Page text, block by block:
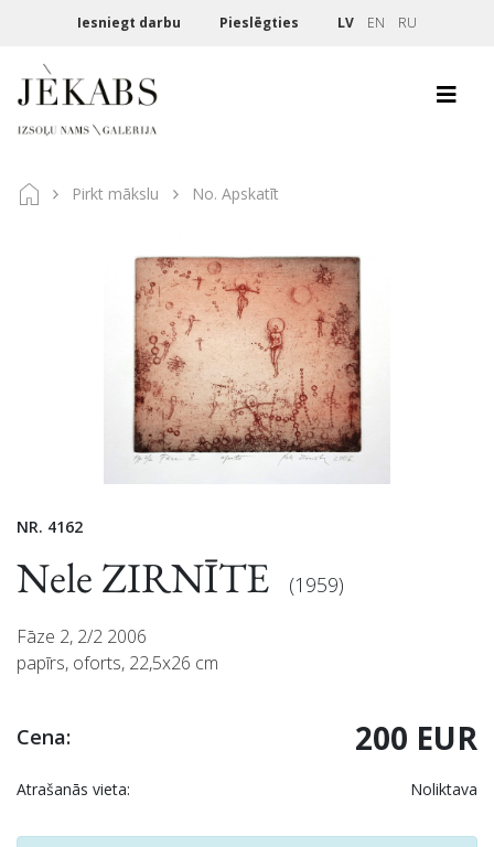
Iesniegt darbu Pieslēgties LV EN RU
Pirkt mākslu No. Apskatīt
NR. 4162
Nele ZIRNĪTE (1959)
Fāze 2, 2/2 2006
papīrs, oforts, 22,5x26 cm
Cena: 200 EUR
Atrašanās vieta: Noliktava